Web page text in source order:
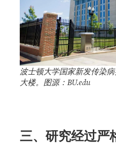
波士顿大学国家新发传染病
大楼。图源：BU.edu
三、研究经过严